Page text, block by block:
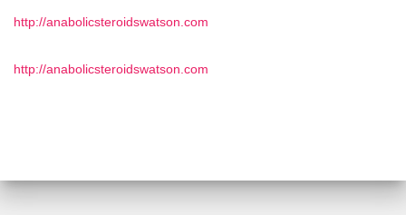
http://anabolicsteroidswatson.com
http://anabolicsteroidswatson.com